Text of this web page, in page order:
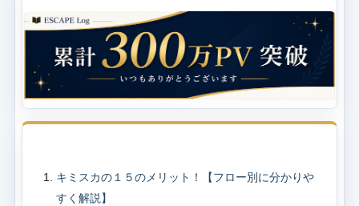
キミスカの１５のメリット！【フロー別に分かりや
すく解説】